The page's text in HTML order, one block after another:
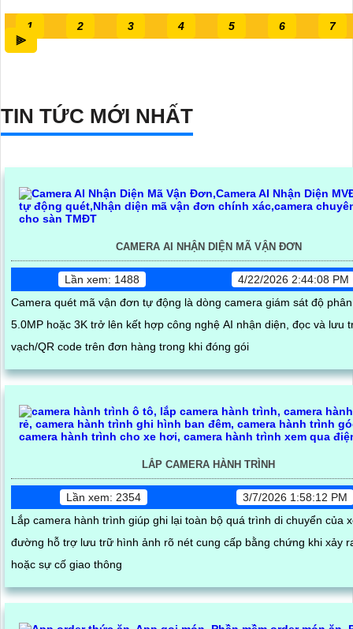
1 2 3 4 5 6
7
⫸
TIN TỨC MỚI NHẤT
CAMERA AI NHẬN DIỆN MÃ VẬN ĐƠN
Lần xem: 1488
4/22/2026 2:44:08 PM
Camera quét mã vận đơn tự động là dòng camera giám sát độ
5.0MP hoặc 3K trở lên kết hợp công nghệ AI nhận diện, đọc và lưu
vạch/QR code trên đơn hàng trong khi đóng gói
LẮP CAMERA HÀNH TRÌNH
Lần xem: 2354
3/7/2026 1:58:12 PM
Lắp camera hành trình giúp ghi lại toàn bộ quá trình di chuyển của
đường hỗ trợ lưu trữ hình ảnh rõ nét cung cấp bằng chứng khi xảy
hoặc sự cố giao thông